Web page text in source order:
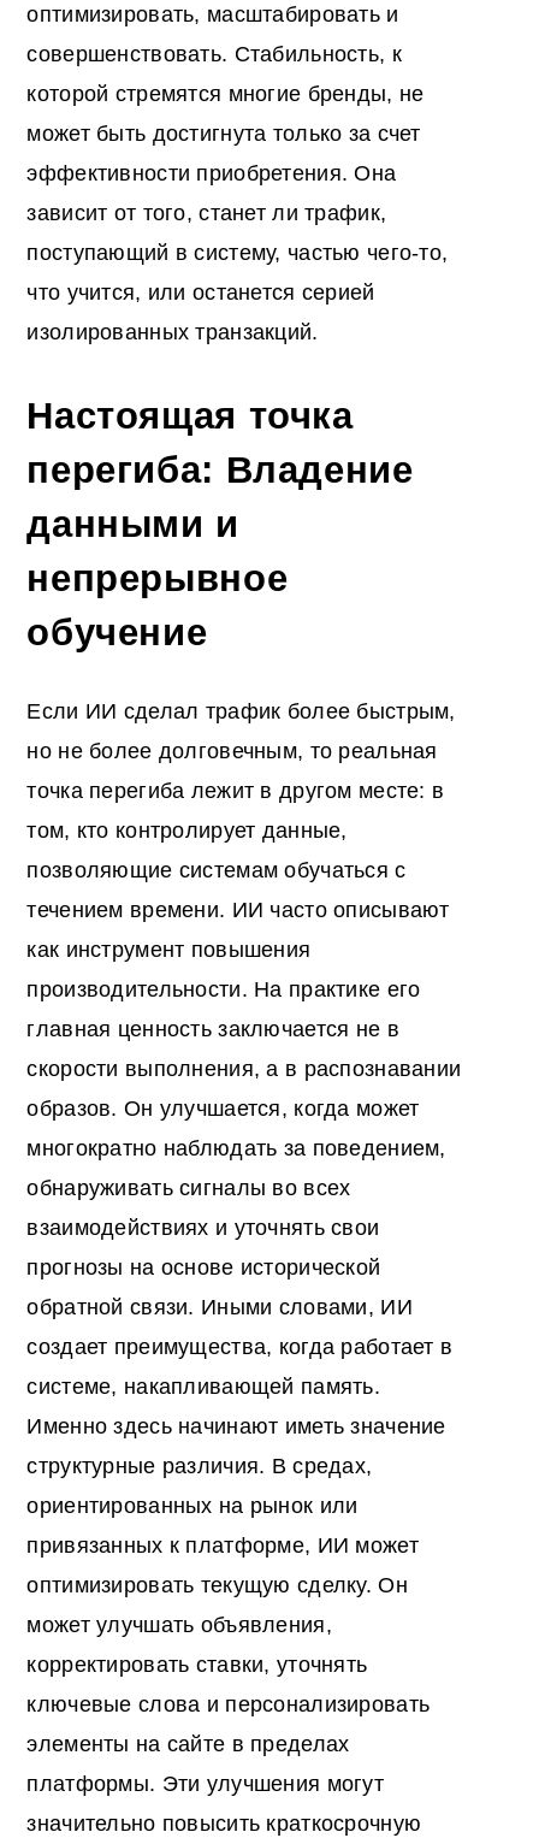
оптимизировать, масштабировать и
совершенствовать. Стабильность, к
которой стремятся многие бренды, не
может быть достигнута только за счет
эффективности приобретения. Она
зависит от того, станет ли трафик,
поступающий в систему, частью чего-то,
что учится, или останется серией
изолированных транзакций.
Настоящая точка
перегиба: Владение
данными и
непрерывное
обучение
Если ИИ сделал трафик более быстрым,
но не более долговечным, то реальная
точка перегиба лежит в другом месте: в
том, кто контролирует данные,
позволяющие системам обучаться с
течением времени. ИИ часто описывают
как инструмент повышения
производительности. На практике его
главная ценность заключается не в
скорости выполнения, а в распознавании
образов. Он улучшается, когда может
многократно наблюдать за поведением,
обнаруживать сигналы во всех
взаимодействиях и уточнять свои
прогнозы на основе исторической
обратной связи. Иными словами, ИИ
создает преимущества, когда работает в
системе, накапливающей память.
Именно здесь начинают иметь значение
структурные различия. В средах,
ориентированных на рынок или
привязанных к платформе, ИИ может
оптимизировать текущую сделку. Он
может улучшать объявления,
корректировать ставки, уточнять
ключевые слова и персонализировать
элементы на сайте в пределах
платформы. Эти улучшения могут
значительно повысить краткосрочную